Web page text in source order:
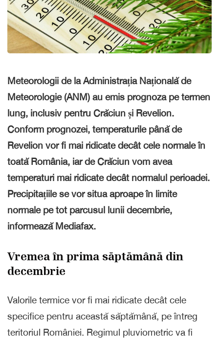
Meteorologii de la Administrația Națională de
Meteorologie (ANM) au emis prognoza pe termen
lung, inclusiv pentru Crăciun și Revelion.
Conform prognozei, temperaturile până de
Revelion vor fi mai ridicate decât cele normale în
toată România, iar de Crăciun vom avea
temperaturi mai ridicate decât normalul perioadei.
Precipitațiile se vor situa aproape în limite
normale pe tot parcusul lunii decembrie,
informează Mediafax.
Vremea în prima săptămână din
decembrie
Valorile termice vor fi mai ridicate decât cele
specifice pentru această săptămână, pe întreg
teritoriul României. Regimul pluviometric va fi